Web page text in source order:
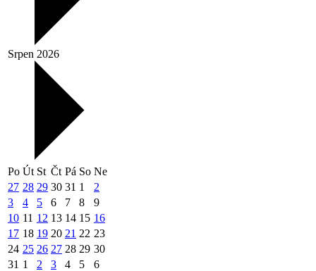
Srpen 2026
Po Út St Čt Pá So Ne
27 28 29 30 31 1
2
3
4 5 6 7 8
9
10 11 12 13 14 15 16
17 18 19 20 21 22 23
24 25 26 27 28 29 30
31 1 2 3 4 5 6